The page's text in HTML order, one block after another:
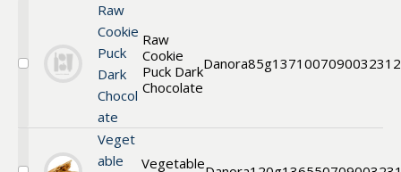
Välj
Raw
Cookie
Puck
Dark
Chocol
ate
Raw
Cookie
Puck Dark
Chocolate
Danora85g13710
Veget
able
Vegetable